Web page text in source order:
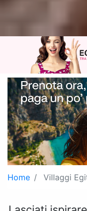
Home Villaggi